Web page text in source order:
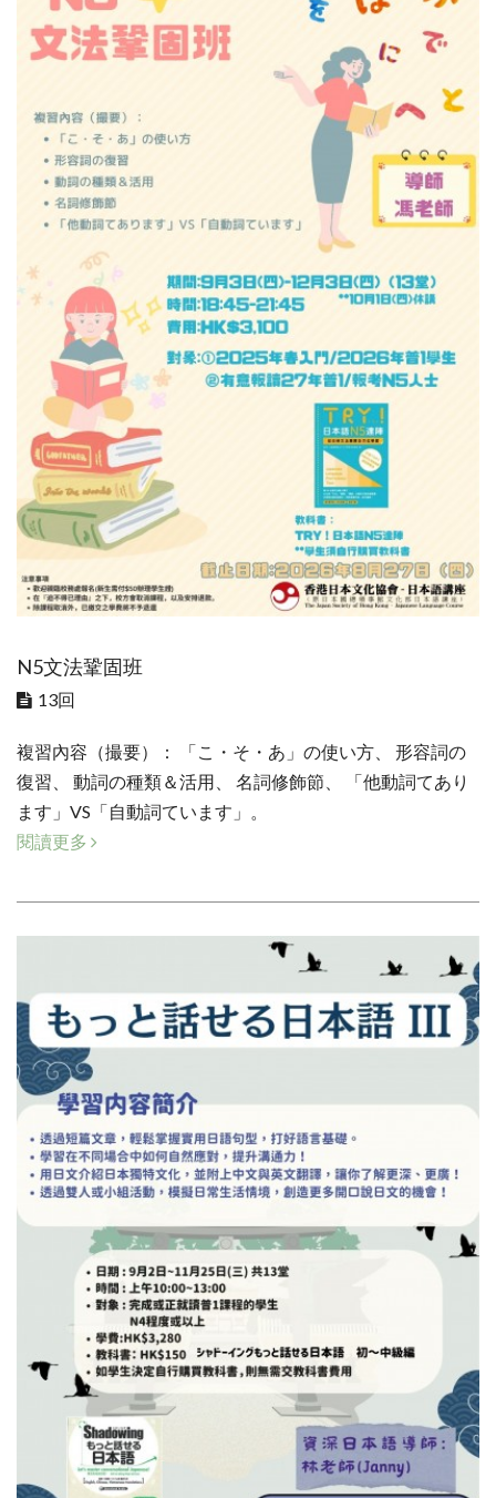
N5文法鞏固班
13回
複習內容（撮要）： 「こ・そ・あ」の使い方、 形容詞の
復習、 動詞の種類＆活用、 名詞修飾節、 「他動詞てあり
ます」VS「自動詞ています」。
閱讀更多